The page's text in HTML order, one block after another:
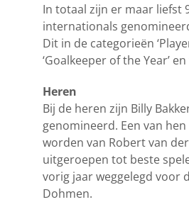
In totaal zijn er maar liefst
internationals
Dit in de categorieën
‘Goalkeeper of the Year’
Heren
Bij de heren zijn Billy
genomineerd. Een van
worden van Robert van
uitgeroepen tot beste
vorig jaar weggelegd voor
Dohmen.